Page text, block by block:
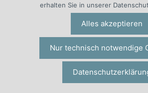
Consulting Performance
Fortbildung für Führungskräfte
Fortbildung Mitarbeiter
Führungsseminar
erhalten Sie in unserer
Alles akzeptieren
Nur technisch notwendige